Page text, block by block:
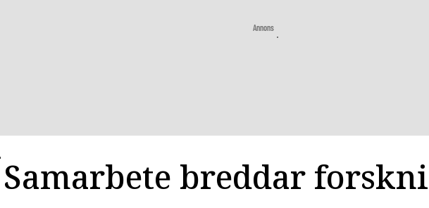
Annons
Samarbete breddar